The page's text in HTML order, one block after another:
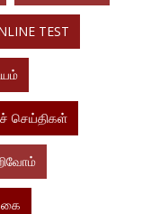
TEST
செய்திகள்